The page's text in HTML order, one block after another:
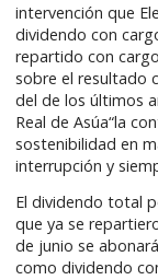
intervención que
dividendo con
repartido con
sobre el resultado
del de los últimos
Real de Asúa“la
sostenibilidad en
interrupción y
El dividendo total
que ya se
de junio se
como dividendo